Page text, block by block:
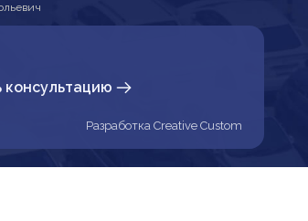
консультацию
Разработка Creative Custom